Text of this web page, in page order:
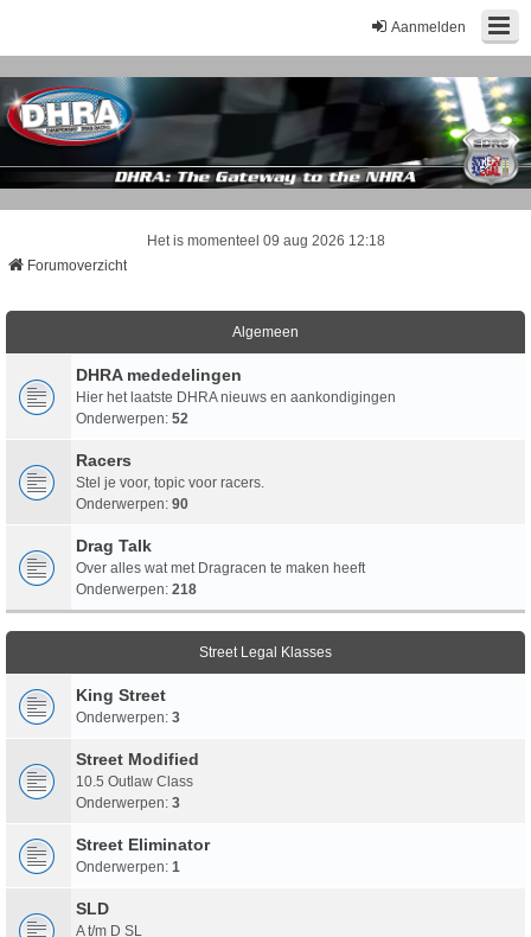
Aanmelden
Het is momenteel 09 aug 2026 12:18
Forumoverzicht
Algemeen
DHRA mededelingen
Hier het laatste DHRA nieuws en aankondigingen
Onderwerpen: 52
Racers
Stel je voor, topic voor racers.
Onderwerpen: 90
Drag Talk
Over alles wat met Dragracen te maken heeft
Onderwerpen: 218
Street Legal Klasses
King Street
Onderwerpen: 3
Street Modified
10.5 Outlaw Class
Onderwerpen: 3
Street Eliminator
Onderwerpen: 1
SLD
A t/m D SL